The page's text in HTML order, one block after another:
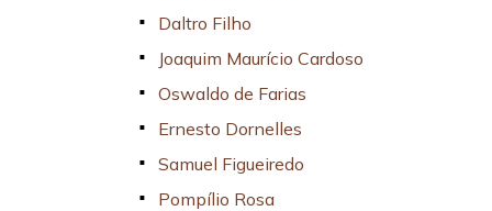
Daltro Filho
Joaquim Maurício Cardoso
Oswaldo de Farias
Ernesto Dornelles
Samuel Figueiredo
Pompílio Rosa